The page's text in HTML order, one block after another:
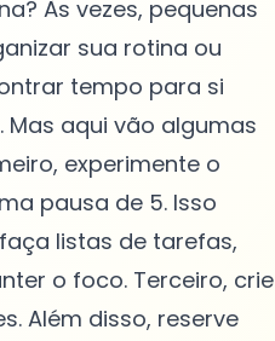
Às vezes, pequenas
sua rotina ou
tempo para si
aqui vão algumas
experimente o
pausa de 5. Isso
listas de tarefas,
o foco. Terceiro, crie
Além disso, reserve